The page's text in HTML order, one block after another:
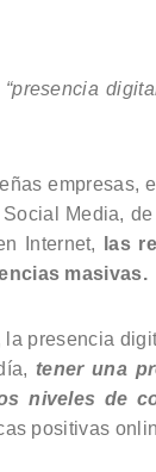
“presencia
Media,
Internet,
las
masivas.
presencia
tener una
niveles de
positivas